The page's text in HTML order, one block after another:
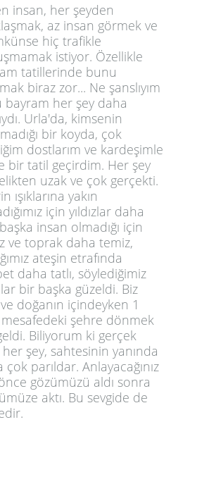
insan, her şeyden
az insan görmek ve
hiç trafikle
istiyor. Özellikle
tatillerinde bunu
biraz zor... Ne şanslıyım
bayram her şey daha
Urla'da, kimsenin
bir koyda, çok
dostlarım ve kardeşimle
bir tatil geçirdim. Her şey
uzak ve çok gerçekti.
ışıklarına yakın
için yıldızlar daha
insan olmadığı için
ve toprak daha temiz,
ateşin etrafında
daha tatlı, söylediğimiz
bir başka güzeldi. Biz
doğanın içindeyken 1
şehre dönmek
Biliyorum ki gerçek
şey, sahtesinin yanında
çok parıldar. Anlayacağınız
önce gözümüzü aldı sonra
aktı. Bu sevgide de